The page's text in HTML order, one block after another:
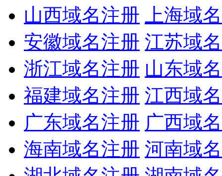
山西域名注册
上海域
安徽域名注册 江苏域
浙江域名注册 山东域
福建域名注册 江西域
广东域名注册 广西域
海南域名注册 河南域